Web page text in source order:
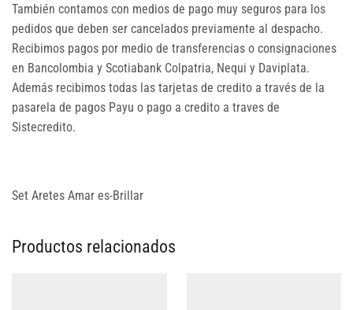
También contamos con medios de pago muy seguros para los
pedidos que deben ser cancelados previamente al despacho.
Recibimos pagos por medio de transferencias o consignaciones
en Bancolombia y Scotiabank Colpatria, Nequi y Daviplata.
Además recibimos todas las tarjetas de credito a través de la
pasarela de pagos Payu o pago a credito a traves de
Sistecredito.
Set Aretes Amar es-Brillar
Productos relacionados